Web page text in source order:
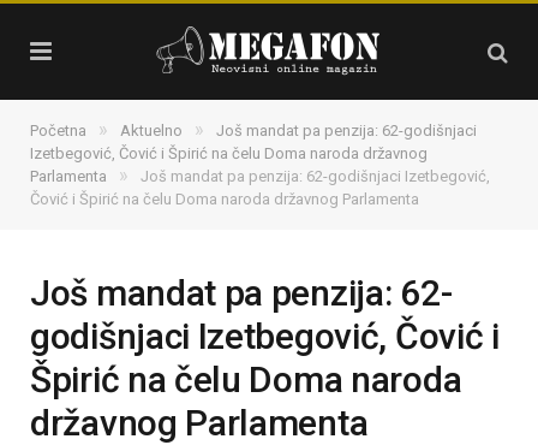
Početna » Aktuelno »
Još mandat pa penzija: 62-godišnjaci
Izetbegović, Čović i Špirić na čelu Doma naroda državnog
Parlamenta
»
Još mandat pa penzija: 62-godišnjaci Izetbegović,
Čović i Špirić na čelu Doma naroda državnog Parlamenta
Još mandat pa penzija: 62-
godišnjaci Izetbegović, Čović i
Špirić na čelu Doma naroda
državnog Parlamenta